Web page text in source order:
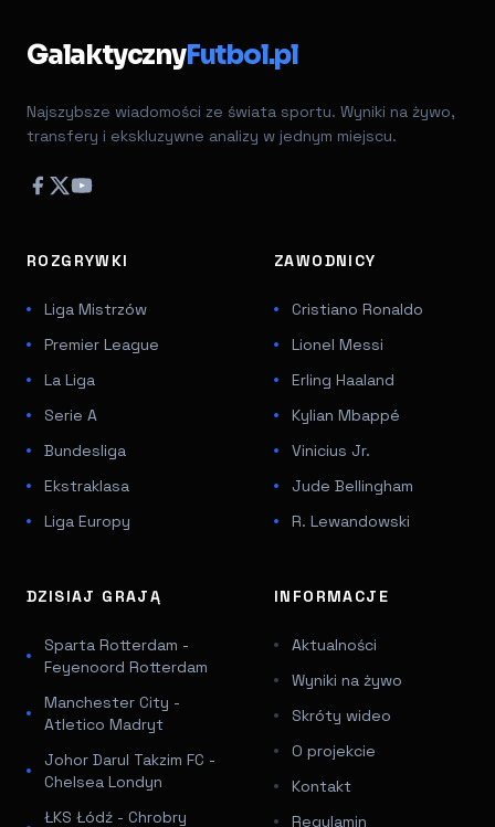
GalaktycznyFutbol.pl
Najszybsze wiadomości ze świata sportu. Wyniki na żywo,
transfery i ekskluzywne analizy w jednym miejscu.
ROZGRYWKI
Liga Mistrzów
Premier League
La Liga
Serie A
Bundesliga
Ekstraklasa
Liga Europy
ZAWODNICY
Cristiano Ronaldo
Lionel Messi
Erling Haaland
Kylian Mbappé
Vinicius Jr.
Jude Bellingham
R. Lewandowski
DZISIAJ GRAJĄ
Sparta Rotterdam -
Feyenoord Rotterdam
Manchester City -
Atletico Madryt
Johor Darul Takzim FC -
Chelsea Londyn
ŁKS Łódź - Chrobry
INFORMACJE
Aktualności
Wyniki na żywo
Skróty wideo
O projekcie
Kontakt
Regulamin